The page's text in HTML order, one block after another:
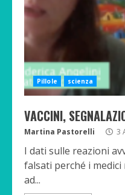
Pillole scienza
VACCINI,
Martina Pastorelli 3
I dati sulle reazioni
falsati perché i
ad...